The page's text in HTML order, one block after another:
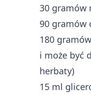
30 gramów
90 gramów
180
i może być
herbaty)
15 ml